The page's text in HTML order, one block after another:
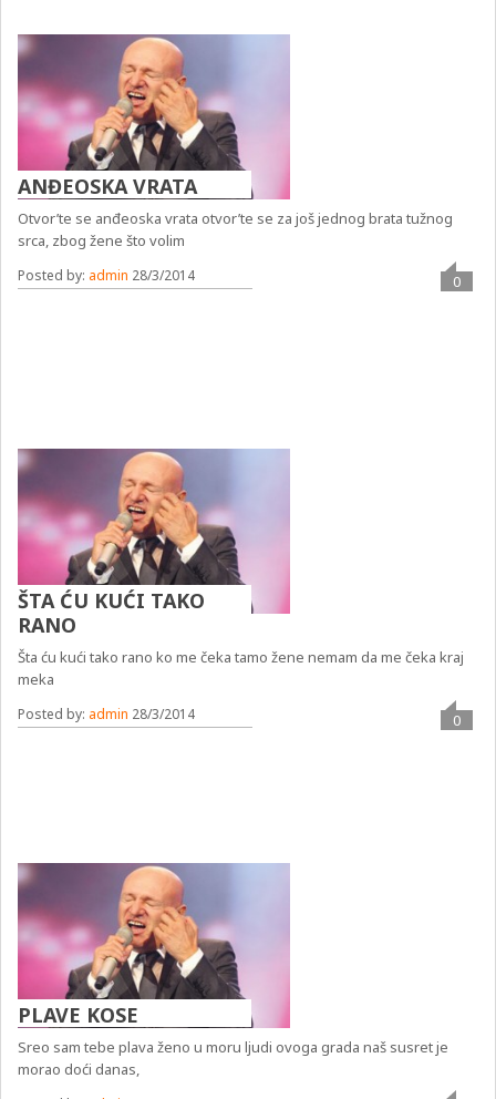
ANĐEOSKA VRATA
Otvor’te se anđeoska vrata otvor’te se za još jednog brata tužnog
srca, zbog žene što volim
Posted by: admin 28/3/2014 0
ŠTA ĆU KUĆI TAKO
RANO
Šta ću kući tako rano ko me čeka tamo žene nemam da me čeka kraj
meka
Posted by: admin 28/3/2014 0
PLAVE KOSE
Sreo sam tebe plava ženo u moru ljudi ovoga grada naš susret je
morao doći danas,